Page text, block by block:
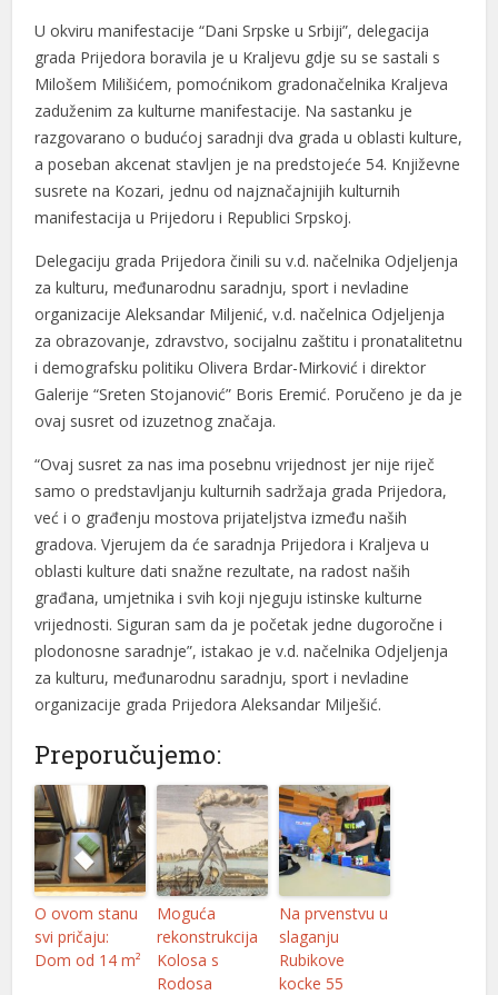
panel
panel
panel
Panel
Panel
Panel
Panel
panel
Oku
panel
panel
panel
Panel
U okviru manifestacije “Dani Srpske u Srbiji”, delegacija
grada Prijedora boravila je u Kraljevu gdje su se sastali s
Milošem Milišićem, pomoćnikom gradonačelnika Kraljeva
zaduženim za kulturne manifestacije. Na sastanku je
razgovarano o budućoj saradnji dva grada u oblasti kulture,
a poseban akcenat stavljen je na predstojeće 54. Književne
susrete na Kozari, jednu od najznačajnijih kulturnih
manifestacija u Prijedoru i Republici Srpskoj.
Delegaciju grada Prijedora činili su v.d. načelnika Odjeljenja
za kulturu, međunarodnu saradnju, sport i nevladine
organizacije Aleksandar Miljenić, v.d. načelnica Odjeljenja
za obrazovanje, zdravstvo, socijalnu zaštitu i pronatalitetnu
i demografsku politiku Olivera Brdar-Mirković i direktor
Galerije “Sreten Stojanović” Boris Eremić. Poručeno je da je
ovaj susret od izuzetnog značaja.
“Ovaj susret za nas ima posebnu vrijednost jer nije riječ
samo o predstavljanju kulturnih sadržaja grada Prijedora,
već i o građenju mostova prijateljstva između naših
gradova. Vjerujem da će saradnja Prijedora i Kraljeva u
oblasti kulture dati snažne rezultate, na radost naših
građana, umjetnika i svih koji njeguju istinske kulturne
vrijednosti. Siguran sam da je početak jedne dugoročne i
plodonosne saradnje”, istakao je v.d. načelnika Odjeljenja
za kulturu, međunarodnu saradnju, sport i nevladine
organizacije grada Prijedora Aleksandar Milješić.
Preporučujemo:
O ovom stanu
svi pričaju:
Dom od 14 m²
Moguća
rekonstrukcija
Kolosa s
Rodosa
Na prvenstvu u
slaganju
Rubikove
kocke 55